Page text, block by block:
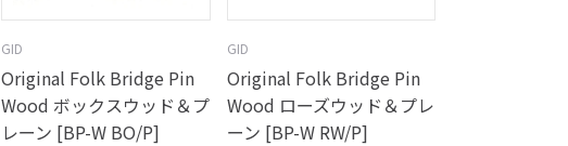
GID
Original Folk Bridge Pin
Wood ボックスウッド＆プ
レーン [BP-W BO/P]
GID
Original Folk Bridge Pin
Wood ローズウッド＆プレ
ーン [BP-W RW/P]